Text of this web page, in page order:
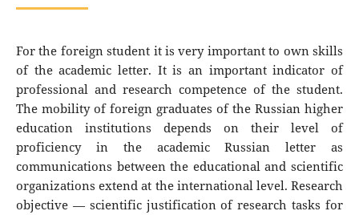
For the foreign student it is very important to own skills
of the academic letter. It is an important indicator of
professional and research competence of the student.
The mobility of foreign graduates of the Russian higher
education institutions depends on their level of
proficiency in the academic Russian letter as
communications between the educational and scientific
organizations extend at the international level. Research
objective — scientific justification of research tasks for